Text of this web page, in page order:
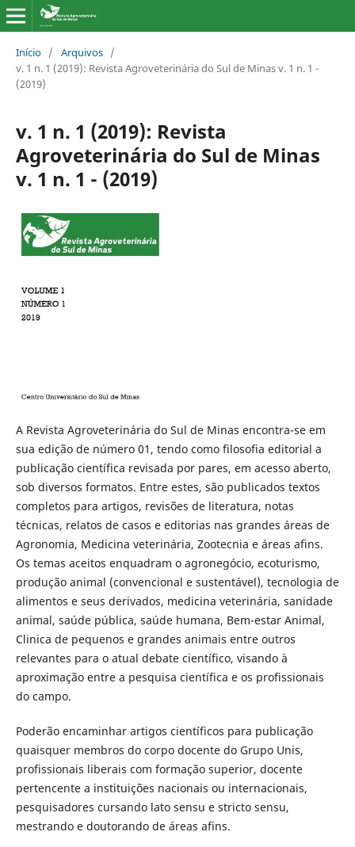
Início / Arquivos /
v. 1 n. 1 (2019): Revista Agroveterinária do Sul de Minas v. 1 n. 1 -
(2019)
v. 1 n. 1 (2019): Revista
Agroveterinária do Sul de Minas
v. 1 n. 1 - (2019)
A Revista Agroveterinária do Sul de Minas encontra-se em
sua edição de número 01, tendo como filosofia editorial a
publicação científica revisada por pares, em acesso aberto,
sob diversos formatos. Entre estes, são publicados textos
completos para artigos, revisões de literatura, notas
técnicas, relatos de casos e editorias nas grandes áreas de
Agronomia, Medicina veterinária, Zootecnia e áreas afins.
Os temas aceitos enquadram o agronegócio, ecoturismo,
produção animal (convencional e sustentável), tecnologia de
alimentos e seus derivados, medicina veterinária, sanidade
animal, saúde pública, saúde humana, Bem-estar Animal,
Clinica de pequenos e grandes animais entre outros
relevantes para o atual debate científico, visando à
aproximação entre a pesquisa científica e os profissionais
do campo.
Poderão encaminhar artigos científicos para publicação
quaisquer membros do corpo docente do Grupo Unis,
profissionais liberais com formação superior, docente
pertencente a instituições nacionais ou internacionais,
pesquisadores cursando lato sensu e stricto sensu,
mestrando e doutorando de áreas afins.